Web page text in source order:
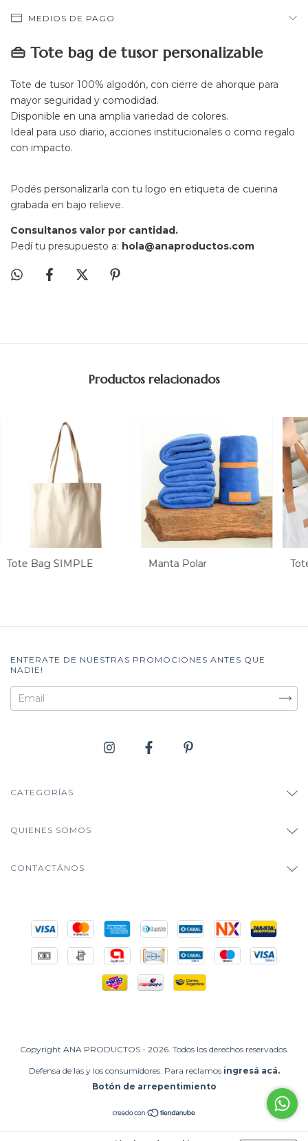
MEDIOS DE PAGO
👜 Tote bag de tusor personalizable
Tote de tusor 100% algodón, con cierre de ahorque para
mayor seguridad y comodidad.
Disponible en una amplia variedad de colores.
Ideal para uso diario, acciones institucionales o como regalo
con impacto.
Podés personalizarla con tu logo en etiqueta de cuerina
grabada en bajo relieve.
Consultanos valor por cantidad.
Pedí tu presupuesto a: hola@anaproductos.com
Productos relacionados
Tote Bag SIMPLE Manta Polar
ENTERATE DE NUESTRAS PROMOCIONES ANTES QUE
NADIE!
CATEGORÍAS
QUIENES SOMOS
CONTACTÁNOS
Copyright ANA PRODUCTOS - 2026. Todos los derechos reservados.
Defensa de las y los consumidores. Para reclamos ingresá acá.
Botón de arrepentimiento